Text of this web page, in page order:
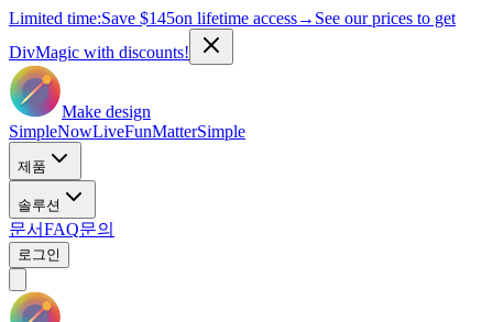
Limited time:Save $145on lifetime access→ See our prices to get
DivMagic with discounts!
Make design
SimpleNowLiveFunMatterSimple
제품
솔루션
문서FAQ문의
로그인